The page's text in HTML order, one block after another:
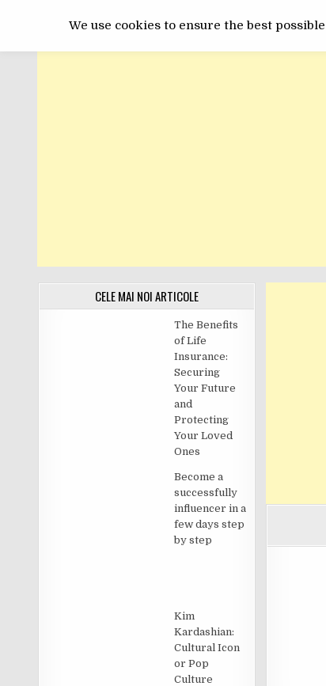
GET ONLINE
CELE MAI NOI ARTICOLE
The Benefits
of Life
Insurance:
Securing
Your Future
and
Protecting
Your Loved
Ones
Become a
successfully
influencer in a
few days step
by step
Kim
Kardashian:
Cultural Icon
or Pop
Culture
We use cookies to ensure the best